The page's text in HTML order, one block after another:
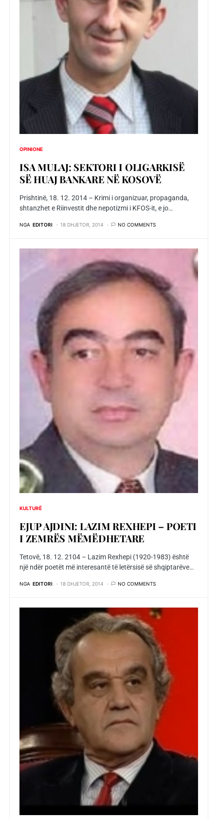
OPINIONE
ISA MULAJ: SEKTORI I OLIGARKISË
SË HUAJ BANKARE NË KOSOVË
Prishtinë, 18. 12. 2014 – Krimi i organizuar, propaganda,
shtanzhet e Riinvestit dhe nepotizmi i KFOS-it, e jo…
NGA EDITORI 18 DHJETOR, 2014 NO COMMENTS
KULTURË
EJUP AJDINI: LAZIM REXHEPI – POETI
I ZEMRËS MËMËDHETARE
Tetovë, 18. 12. 2104 – Lazim Rexhepi (1920-1983) është
një ndër poetët më interesantë të letërsisë së shqiptarëve…
NGA EDITORI 18 DHJETOR, 2014 NO COMMENTS